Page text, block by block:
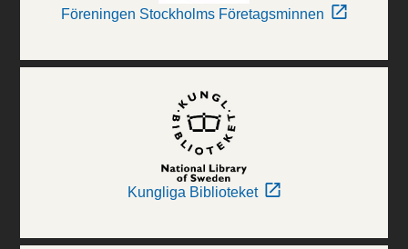
Föreningen Stockholms Företagsminnen
Kungliga Biblioteket